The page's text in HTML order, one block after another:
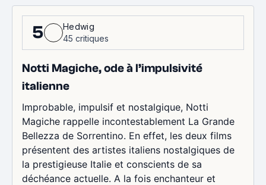
5
Hedwig
45 critiques
Notti Magiche, ode à l’impulsivité
italienne
Improbable, impulsif et nostalgique, Notti
Magiche rappelle incontestablement La Grande
Bellezza de Sorrentino. En effet, les deux films
présentent des artistes italiens nostalgiques de
la prestigieuse Italie et conscients de sa
déchéance actuelle. A la fois enchanteur et